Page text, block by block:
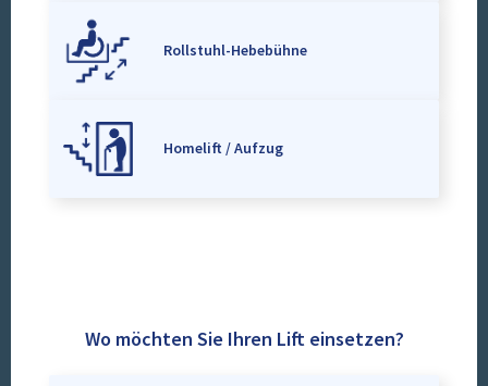
Rollstuhl-Hebebühne
Homelift / Aufzug
Wo möchten Sie Ihren Lift einsetzen?